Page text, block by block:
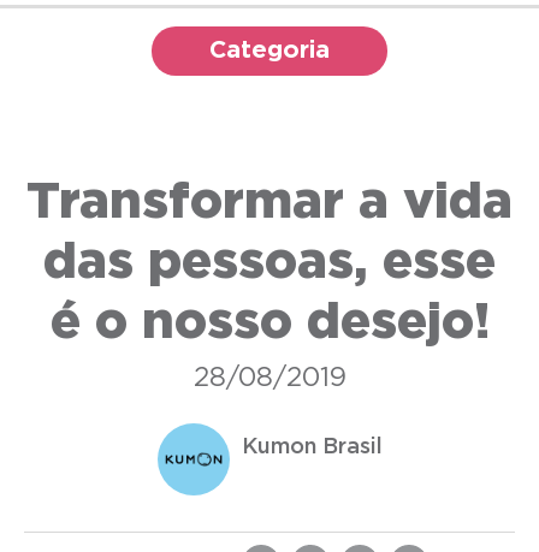
Categoria
Transformar a vida
das pessoas, esse
é o nosso desejo!
28/08/2019
Kumon Brasil